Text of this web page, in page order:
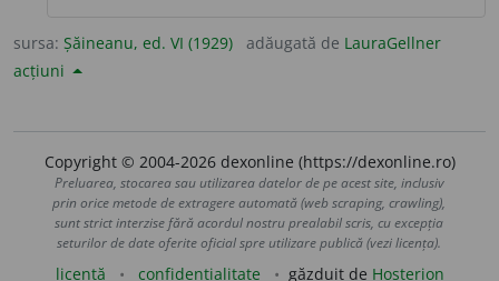
sursa: Șăineanu, ed. VI (1929) adăugată de LauraGellner
acțiuni
Copyright © 2004-2026 dexonline (https://dexonline.ro)
Preluarea, stocarea sau utilizarea datelor de pe acest site, inclusiv
prin orice metode de extragere automată (web scraping, crawling),
sunt strict interzise fără acordul nostru prealabil scris, cu excepția
seturilor de date oferite oficial spre utilizare publică (vezi licența).
licență confidențialitate găzduit de Hosterion